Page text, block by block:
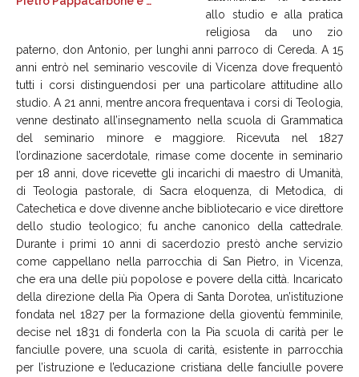
allo studio e alla pratica
religiosa da uno zio
paterno, don Antonio, per lunghi anni parroco di Cereda. A 15
anni entrò nel seminario vescovile di Vicenza dove frequentò
tutti i corsi distinguendosi per una particolare attitudine allo
studio. A 21 anni, mentre ancora frequentava i corsi di Teologia,
venne destinato all’insegnamento nella scuola di Grammatica
del seminario minore e maggiore. Ricevuta nel 1827
l’ordinazione sacerdotale, rimase come docente in seminario
per 18 anni, dove ricevette gli incarichi di maestro di Umanità,
di Teologia pastorale, di Sacra eloquenza, di Metodica, di
Catechetica e dove divenne anche bibliotecario e vice direttore
dello studio teologico; fu anche canonico della cattedrale.
Durante i primi 10 anni di sacerdozio prestò anche servizio
come cappellano nella parrocchia di San Pietro, in Vicenza,
che era una delle più popolose e povere della città. Incaricato
della direzione della Pia Opera di Santa Dorotea, un’istituzione
fondata nel 1827 per la formazione della gioventù femminile,
decise nel 1831 di fonderla con la Pia scuola di carità per le
fanciulle povere, una scuola di carità, esistente in parrocchia
per l’istruzione e l’educazione cristiana delle fanciulle povere